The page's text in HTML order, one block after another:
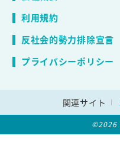
利用規約
反社会的勢力排除宣言
プライバシーポリシー
関連サイト
©2026